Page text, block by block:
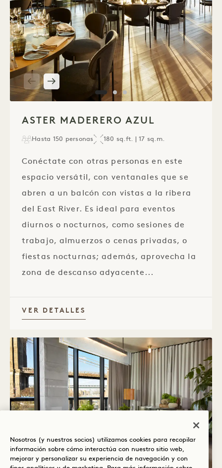
ASTER MADERERO AZUL
Hasta 150 personas 180 sq.ft. | 17 sq.m.
Conéctate con otras personas en este
espacio versátil, con ventanales que se
abren a un balcón con vistas a la ribera
del East River. Es ideal para eventos
diurnos o nocturnos, como sesiones de
trabajo, almuerzos o cenas privadas, o
fiestas nocturnas; además, aprovecha la
zona de descanso adyacente...
VER DETALLES
Nosotros (y nuestros socios) utilizamos cookies para recopilar
información sobre cómo interactúa con nuestro sitio web,
mejorar y personalizar su experiencia de navegación y con